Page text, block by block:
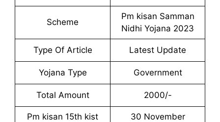
Scheme
Pm kisan Samman
Nidhi Yojana 2023
Type Of Article Latest Update
Yojana Type Government
Total Amount 2000/-
Pm kisan 15th kist
30 November